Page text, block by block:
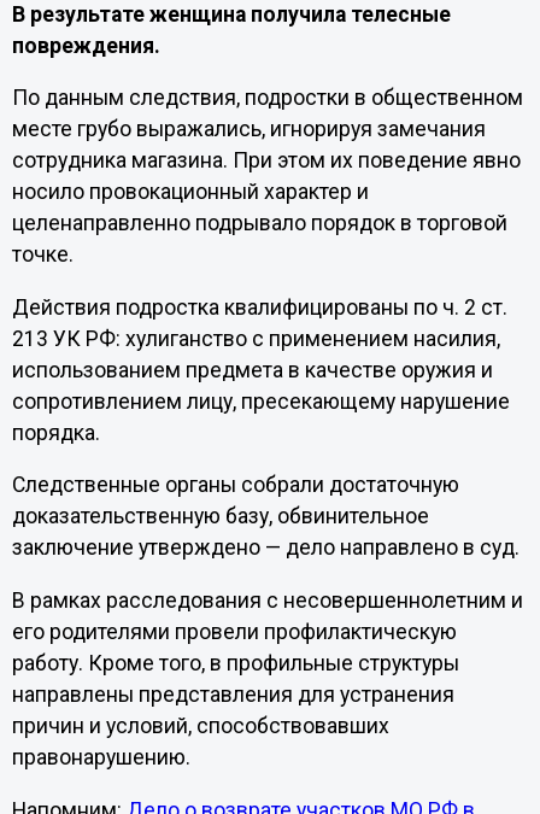
В результате женщина получила телесные
повреждения.
По данным следствия, подростки в общественном
месте грубо выражались, игнорируя замечания
сотрудника магазина. При этом их поведение явно
носило провокационный характер и
целенаправленно подрывало порядок в торговой
точке.
Действия подростка квалифицированы по ч. 2 ст.
213 УК РФ: хулиганство с применением насилия,
использованием предмета в качестве оружия и
сопротивлением лицу, пресекающему нарушение
порядка.
Следственные органы собрали достаточную
доказательственную базу, обвинительное
заключение утверждено — дело направлено в суд.
В рамках расследования с несовершеннолетним и
его родителями провели профилактическую
работу. Кроме того, в профильные структуры
направлены представления для устранения
причин и условий, способствовавших
правонарушению.